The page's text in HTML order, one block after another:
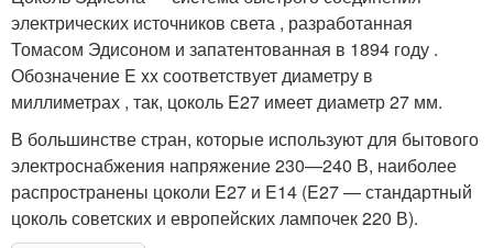
электрических источников света , разработанная
Томасом Эдисоном и запатентованная в 1894 году .
Обозначение E xx соответствует диаметру в
миллиметрах , так, цоколь E27 имеет диаметр 27 мм.
В большинстве стран, которые используют для бытового
электроснабжения напряжение 230—240 В, наиболее
распространены цоколи E27 и E14 (E27 — стандартный
цоколь советских и европейских лампочек 220 В).